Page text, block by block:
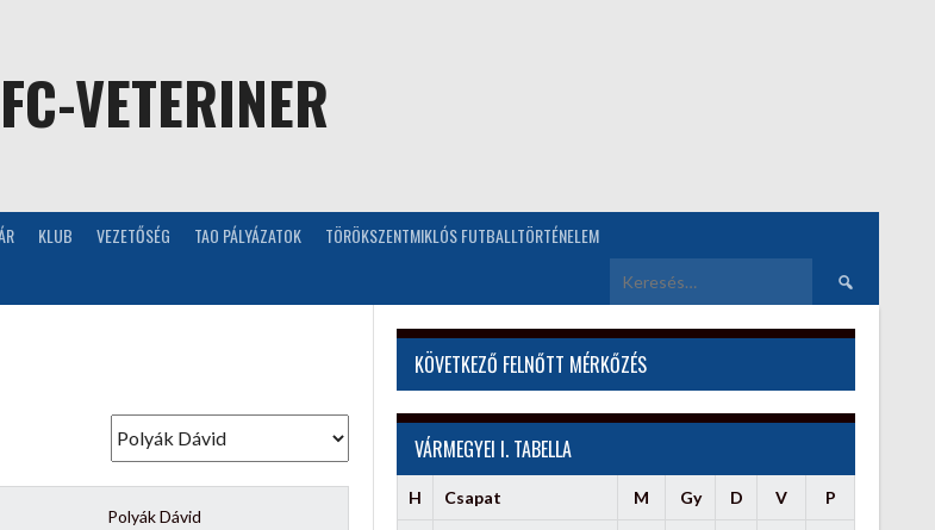
VETERINER
KLUB VEZETŐSÉG TAO PÁLYÁZATOK TÖRÖKSZENTMIKLÓS FUTBALLTÖRTÉNELEM
Keresés:
Polyák Dávid
KÖVETKEZŐ FELNŐTT MÉRKŐZÉS
VÁRMEGYEI I. TABELLA
H Csapat M Gy D V P